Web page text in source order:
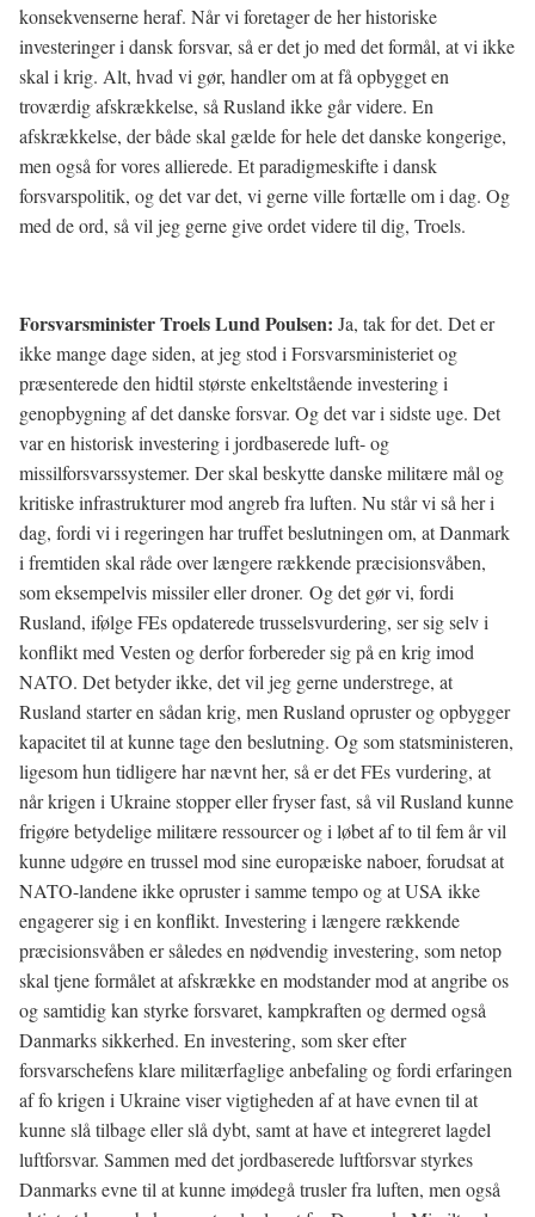
konsekvenserne heraf. Når vi foretager de her historiske
investeringer i dansk forsvar, så er det jo med det formål, at vi ikke
skal i krig. Alt, hvad vi gør, handler om at få opbygget en
troværdig afskrækkelse, så Rusland ikke går videre. En
afskrækkelse, der både skal gælde for hele det danske kongerige,
men også for vores allierede. Et paradigmeskifte i dansk
forsvarspolitik, og det var det, vi gerne ville fortælle om i dag. Og
med de ord, så vil jeg gerne give ordet videre til dig, Troels.
Forsvarsminister Troels Lund Poulsen: Ja, tak for det. Det er
ikke mange dage siden, at jeg stod i Forsvarsministeriet og
præsenterede den hidtil største enkeltstående investering i
genopbygning af det danske forsvar. Og det var i sidste uge. Det
var en historisk investering i jordbaserede luft- og
missilforsvarssystemer. Der skal beskytte danske militære mål og
kritiske infrastrukturer mod angreb fra luften. Nu står vi så her i
dag, fordi vi i regeringen har truffet beslutningen om, at Danmark
i fremtiden skal råde over længere rækkende præcisionsvåben,
som eksempelvis missiler eller droner. Og det gør vi, fordi
Rusland, ifølge FEs opdaterede trusselsvurdering, ser sig selv i
konflikt med Vesten og derfor forbereder sig på en krig imod
NATO. Det betyder ikke, det vil jeg gerne understrege, at
Rusland starter en sådan krig, men Rusland opruster og opbygger
kapacitet til at kunne tage den beslutning. Og som statsministeren,
ligesom hun tidligere har nævnt her, så er det FEs vurdering, at
når krigen i Ukraine stopper eller fryser fast, så vil Rusland kunne
frigøre betydelige militære ressourcer og i løbet af to til fem år vil
kunne udgøre en trussel mod sine europæiske naboer, forudsat at
NATO-landene ikke opruster i samme tempo og at USA ikke
engagerer sig i en konflikt. Investering i længere rækkende
præcisionsvåben er således en nødvendig investering, som netop
skal tjene formålet at afskrække en modstander mod at angribe os
og samtidig kan styrke forsvaret, kampkraften og dermed også
Danmarks sikkerhed. En investering, som sker efter
forsvarschefens klare militærfaglige anbefaling og fordi erfaringen
af fo krigen i Ukraine viser vigtigheden af at have evnen til at
kunne slå tilbage eller slå dybt, samt at have et integreret lagdel
luftforsvar. Sammen med det jordbaserede luftforsvar styrkes
Danmarks evne til at kunne imødegå trusler fra luften, men også